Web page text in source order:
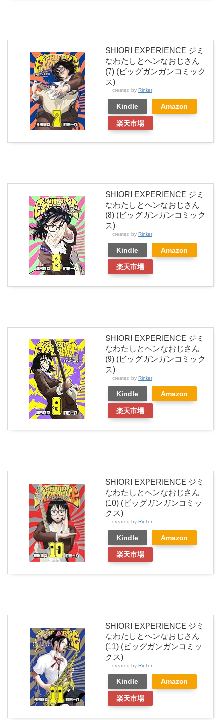
SHIORI EXPERIENCE ジミ
なわたしとヘンなおじさん
(7) (ビッグガンガンコミック
ス)
created by Rinker
Kindle Amazon
楽天市場
SHIORI EXPERIENCE ジミ
なわたしとヘンなおじさん
(8) (ビッグガンガンコミック
ス)
created by Rinker
Kindle Amazon
楽天市場
SHIORI EXPERIENCE ジミ
なわたしとヘンなおじさん
(9) (ビッグガンガンコミック
ス)
created by Rinker
Kindle Amazon
楽天市場
SHIORI EXPERIENCE ジミ
なわたしとヘンなおじさん
(10) (ビッグガンガンコミッ
クス)
created by Rinker
Kindle Amazon
楽天市場
SHIORI EXPERIENCE ジミ
なわたしとヘンなおじさん
(11) (ビッグガンガンコミッ
クス)
created by Rinker
Kindle Amazon
楽天市場